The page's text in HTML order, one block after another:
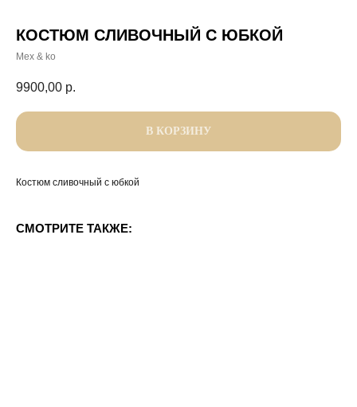
КОСТЮМ СЛИВОЧНЫЙ С ЮБКОЙ
Mex & ko
9900,00 р.
В КОРЗИНУ
Костюм сливочный с юбкой
СМОТРИТЕ ТАКЖЕ: